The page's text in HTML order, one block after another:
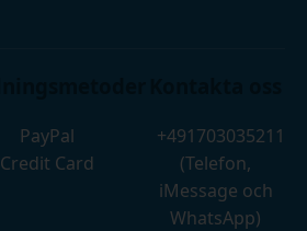
PayPal
Credit Card
+491703035211
(Telefon,
iMessage och
WhatsApp)